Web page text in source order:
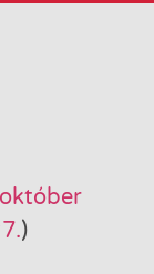
október
)